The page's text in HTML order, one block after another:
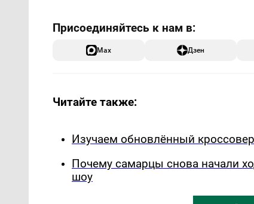
Max Дзен
Читайте также:
Изучаем обновлённый
Почему самарцы снова начали
шоу